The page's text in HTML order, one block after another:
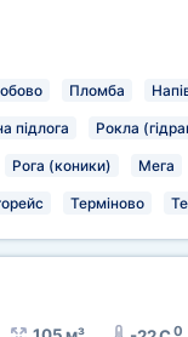
Пломба
підлога Рокла
Рога (коники) Мега
Терміново
0